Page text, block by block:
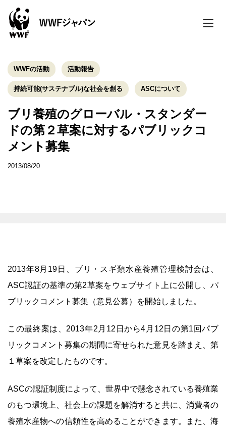
toggle
WWFの活動 活動報告
持続可能(サステナブル)な社会を創る ASCについて
ブリ養殖のグローバル・スタンダー
ドの第２草案に対するパブリックコ
メント募集
2013/08/20
2013年8月19日、ブリ・スギ類水産養殖管理検討会は、
ASC認証の基準の第2草案をウェブサイト上に公開し、パ
ブリックコメント募集（意見公募）を開始しました。
この最終案は、2013年2月12日から4月12日の第1回パブ
リックコメント募集の期間に寄せられた意見を踏まえ、第
１草案を改定したものです。
ASCの認証制度によって、世界中で懸念されている養殖業
のもつ環境上、社会上の課題を解消すると共に、消費者の
養殖水産物への信頼性を高めることができます。また、海